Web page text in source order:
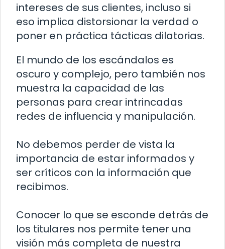
intereses de sus clientes, incluso si
eso implica distorsionar la verdad o
poner en práctica tácticas dilatorias.
El mundo de los escándalos es
oscuro y complejo, pero también nos
muestra la capacidad de las
personas para crear intrincadas
redes de influencia y manipulación.
No debemos perder de vista la
importancia de estar informados y
ser críticos con la información que
recibimos.
Conocer lo que se esconde detrás de
los titulares nos permite tener una
visión más completa de nuestra